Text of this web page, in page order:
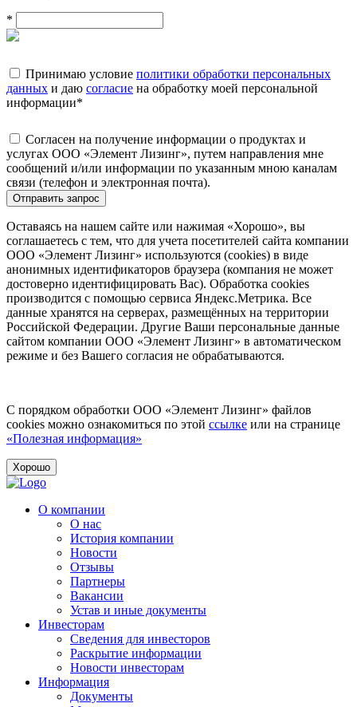
*
Принимаю условие политики обработки персональных
данных и даю согласие на обработку моей персональной
информации*
Согласен на получение информации о продуктах и
услугах ООО «Элемент Лизинг», путем направления мне
сообщений и/или информации по указанным мною каналам
связи (телефон и электронная почта).
Отправить запрос
Оставаясь на нашем сайте или нажимая «Хорошо», вы
соглашаетесь с тем, что для учета посетителей сайта компании
ООО «Элемент Лизинг» используются (cookies) в виде
анонимных идентификаторов браузера (компания не может
достоверно идентифицировать Вас). Обработка cookies
производится с помощью сервиса Яндекс.Метрика. Все
данные хранятся на серверах, размещённых на территории
Российской Федерации. Другие Ваши персональные данные
сайтом компании ООО «Элемент Лизинг» в автоматическом
режиме и без Вашего согласия не обрабатываются.
С порядком обработки ООО «Элемент Лизинг» файлов
cookies можно ознакомиться по этой ссылке или на странице
«Полезная информация»
Хорошо
О компании
О нас
История компании
Новости
Отзывы
Партнеры
Вакансии
Устав и иные документы
Инвесторам
Сведения для инвесторов
Раскрытие информации
Новости инвесторам
Информация
Документы